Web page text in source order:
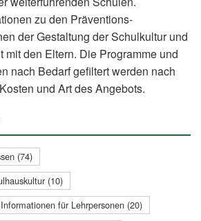
zu den Präventions-
der Gestaltung der Schulkultur und
mit den Eltern. Die Programme und
nach Bedarf gefiltert werden nach
und Art des Angebots.
(74)
(10)
für Lehrpersonen (20)